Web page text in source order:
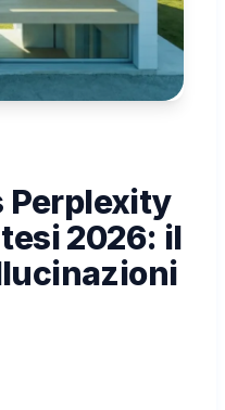
Perplexity
2026: il